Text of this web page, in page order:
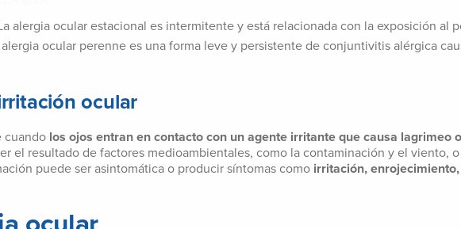
alergia ocular estacional es intermitente y está relacionada con la exposición al
alergia ocular perenne es una forma leve y persistente de conjuntivitis alérgica
ocular
cuando los ojos entran en contacto con un agente irritante que causa lagrimeo
el resultado de factores medioambientales, como la contaminación y el viento,
puede ser asintomática o producir síntomas como irritación,